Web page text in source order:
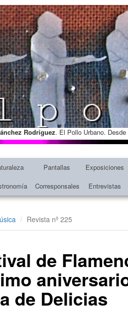
Rodríguez. El Pollo Urbano.
Pantallas Exposiciones
Corresponsales Entrevistas
Revista nº 225
de
de Delicias